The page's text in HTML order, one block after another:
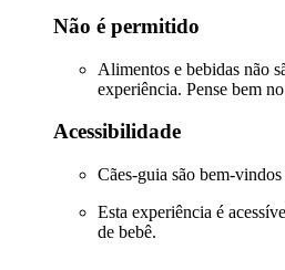
Não é permitido
Alimentos e bebidas não
experiência. Pense bem
Acessibilidade
Cães-guia são bem-
Esta experiência é
de bebê.